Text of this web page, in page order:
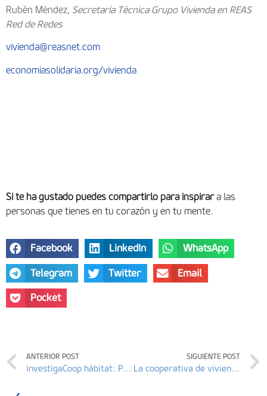
Rubén Méndez, Secretaría Técnica Grupo Vivienda en REAS
Red de Redes
vivienda@reasnet.com
economiasolidaria.org/vivienda
Si te ha gustado puedes compartirlo para inspirara las
personas que tienes en tu corazón y en tu mente.
Facebook LinkedIn WhatsApp
Telegram Twitter Email
Pocket
ANTERIOR POST
investigaCoop hábitat: Primera jornada de investigación sobre vivienda cooperativa en cesión de uso
SIGUIENTE POST
La cooperativa de vivienda en cesión de uso Sostre Cívic reconocida con el premio Plata de vivienda de las Naciones Unidas